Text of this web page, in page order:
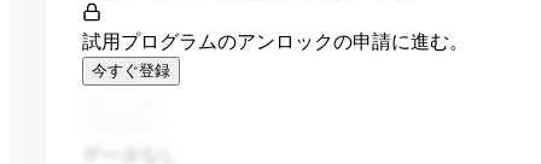
試用プログラムのアンロックの申請に進む。
今すぐ登録